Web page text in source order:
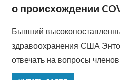
о происхождении
Бывший
здравоохранения США
отвечать на вопросы